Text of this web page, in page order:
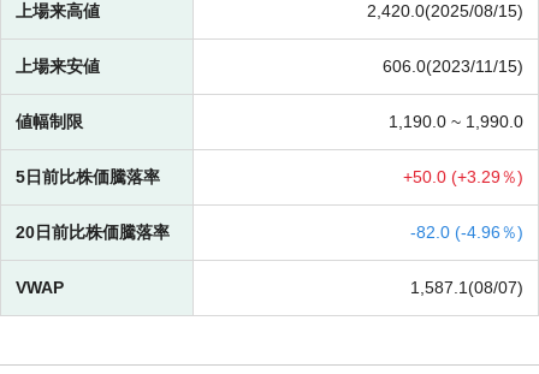
上場来高値 2,420.0(2025/08/15)
上場来安値 606.0(2023/11/15)
値幅制限 1,190.0 ~ 1,990.0
5日前比株価騰落率 +50.0 (+3.29％)
20日前比株価騰落率 -82.0 (-4.96％)
VWAP 1,587.1(08/07)